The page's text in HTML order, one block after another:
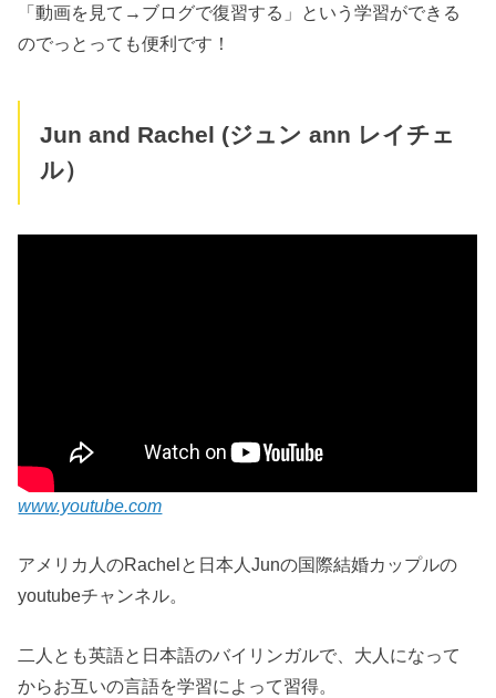
「動画を見て→ブログで復習する」という学習ができる
のでっとっても便利です！
Jun and Rachel (ジュン ann レイチェ
ル）
www.youtube.com
アメリカ人のRachelと日本人Junの国際結婚カップルの
youtubeチャンネル。
二人とも英語と日本語のバイリンガルで、大人になって
からお互いの言語を学習によって習得。